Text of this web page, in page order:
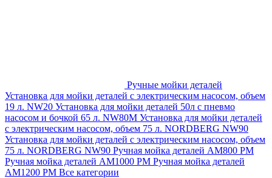
Ручные мойки деталей
Установка для мойки деталей с электрическим насосом, объем
19 л. NW20 Установка для мойки деталей 50л с пневмо
насосом и бочкой 65 л. NW80M Установка для мойки деталей
с электрическим насосом, объем 75 л. NORDBERG NW90
Установка для мойки деталей с электрическим насосом, объем
75 л. NORDBERG NW90 Ручная мойка деталей АМ800 РМ
Ручная мойка деталей АМ1000 РМ Ручная мойка деталей
АМ1200 РМ Все категории